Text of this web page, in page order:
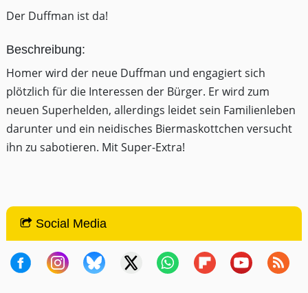
Der Duffman ist da!
Beschreibung:
Homer wird der neue Duffman und engagiert sich
plötzlich für die Interessen der Bürger. Er wird zum
neuen Superhelden, allerdings leidet sein Familienleben
darunter und ein neidisches Biermaskottchen versucht
ihn zu sabotieren. Mit Super-Extra!
Social Media